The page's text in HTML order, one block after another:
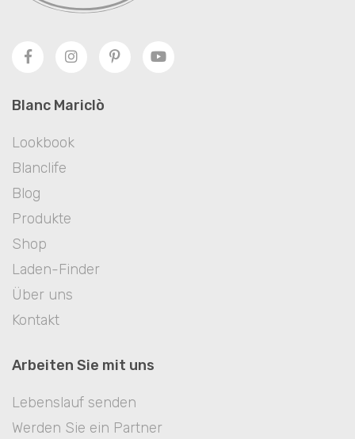
Blanc Mariclò
Lookbook
Blanclife
Blog
Produkte
Shop
Laden-Finder
Über uns
Kontakt
Arbeiten Sie mit uns
Lebenslauf senden
Werden Sie ein Partner